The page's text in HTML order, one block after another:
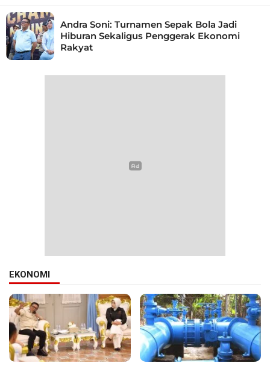
Andra Soni: Turnamen Sepak Bola Jadi
Hiburan Sekaligus Penggerak Ekonomi
Rakyat
EKONOMI